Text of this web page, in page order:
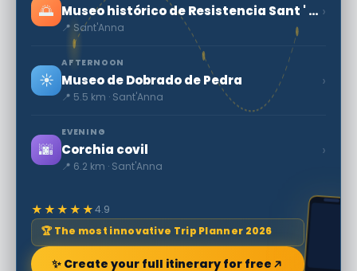
🌅 Museo histórico de Resistencia Sant ' anna
📍 Sant'Anna
›
☀️
AFTERNOON
Museo de Dobrado de Pedra
📍 5.5 km · Sant'Anna
›
🌆
EVENING
Corchia covil
📍 6.2 km · Sant'Anna
›
★★★★★4.9
🏆 The most innovative Trip Planner 2026
✨ Create your full itinerary for free